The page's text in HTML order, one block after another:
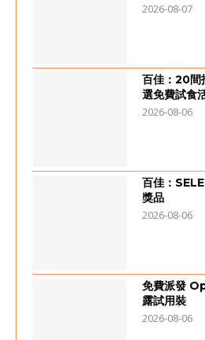
2026-08-07
百佳：20間
選免費試食
2026-08-06
百佳：
獎品
2026-08-06
免費派發
露試用裝
2026-08-06